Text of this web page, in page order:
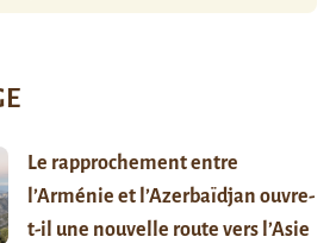
Le rapprochement entre
l’Arménie et l’Azerbaïdjan ouvre-
t-il une nouvelle route vers l’Asie